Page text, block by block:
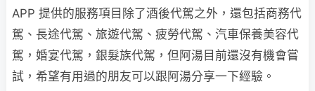
APP 提供的服務項目除了酒後代駕之外，還包括商務代
駕、長途代駕、旅遊代駕、疲勞代駕、汽車保養美容代
駕，婚宴代駕，銀髮族代駕，但阿湯目前還沒有機會嘗
試，希望有用過的朋友可以跟阿湯分享一下經驗。